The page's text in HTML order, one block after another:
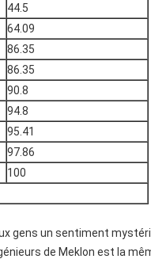
44.5
64.09
86.35
86.35
90.8
94.8
95.41
97.86
100
gens un sentiment
de Meklon est la